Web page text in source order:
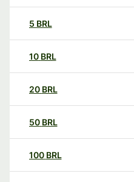
5 BRL
10 BRL
20 BRL
50 BRL
100 BRL